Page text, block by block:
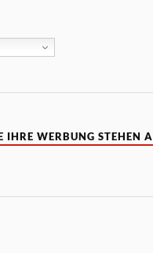
IHRE WERBUNG STEHEN A